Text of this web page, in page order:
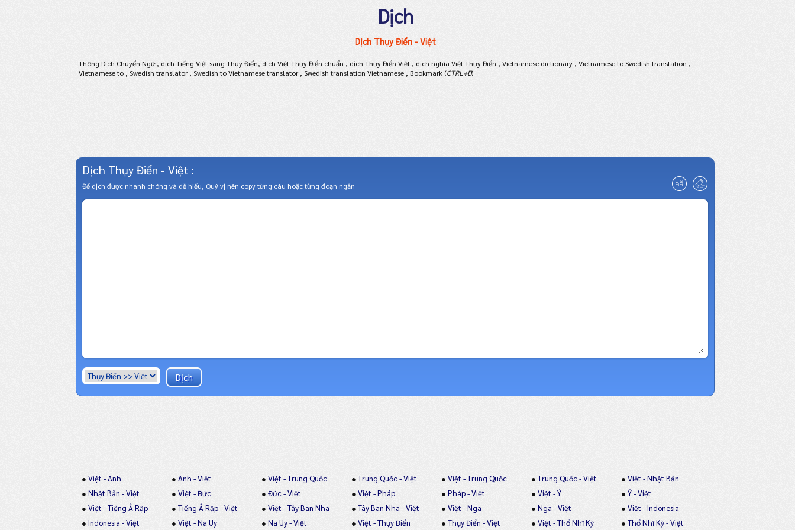
Dịch
Dịch Thụy Điển - Việt
Thông Dịch Chuyển Ngữ , dịch Tiếng Việt sang Thụy Điển, dịch Việt Thụy Điển chuẩn , dịch Thụy Điển Việt , dịch nghĩa Việt Thụy Điển , Vietnamese dictionary , Vietnamese to Swedish translation ,
Vietnamese to , Swedish translator , Swedish to Vietnamese translator , Swedish translation Vietnamese , Bookmark (CTRL+D)
Dịch Thụy Điển - Việt :
Để dịch được nhanh chóng và dễ hiểu, Quý vị nên copy từng câu hoặc từng đoạn ngắn
● Việt - Anh ● Anh - Việt ● Việt - Trung Quốc ● Trung Quốc - Việt ● Việt - Trung Quốc ● Trung Quốc - Việt ● Việt - Nhật Bản
● Nhật Bản - Việt ● Việt - Đức ● Đức - Việt ● Việt - Pháp ● Pháp - Việt ● Việt - Ý ● Ý - Việt
● Việt - Tiếng Ả Rập ● Tiếng Ả Rập - Việt ● Việt - Tây Ban Nha ● Tây Ban Nha - Việt ● Việt - Nga ● Nga - Việt ● Việt - Indonesia
● Indonesia - Việt ● Việt - Na Uy ● Na Uy - Việt ● Việt - Thụy Điển ● Thụy Điển - Việt ● Việt - Thổ Nhĩ Kỳ ● Thổ Nhĩ Kỳ - Việt